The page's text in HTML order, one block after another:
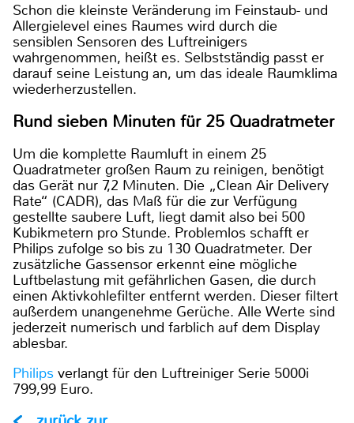
Schon die kleinste Veränderung im Feinstaub- und
Allergielevel eines Raumes wird durch die
sensiblen Sensoren des Luftreinigers
wahrgenommen, heißt es. Selbstständig passt er
darauf seine Leistung an, um das ideale Raumklima
wiederherzustellen.
Rund sieben Minuten für 25 Quadratmeter
Um die komplette Raumluft in einem 25
Quadratmeter großen Raum zu reinigen, benötigt
das Gerät nur 7,2 Minuten. Die „Clean Air Delivery
Rate“ (CADR), das Maß für die zur Verfügung
gestellte saubere Luft, liegt damit also bei 500
Kubikmetern pro Stunde. Problemlos schafft er
Philips zufolge so bis zu 130 Quadratmeter. Der
zusätzliche Gassensor erkennt eine mögliche
Luftbelastung mit gefährlichen Gasen, die durch
einen Aktivkohlefilter entfernt werden. Dieser filtert
außerdem unangenehme Gerüche. Alle Werte sind
jederzeit numerisch und farblich auf dem Display
ablesbar.
Philips verlangt für den Luftreiniger Serie 5000i
799,99 Euro.